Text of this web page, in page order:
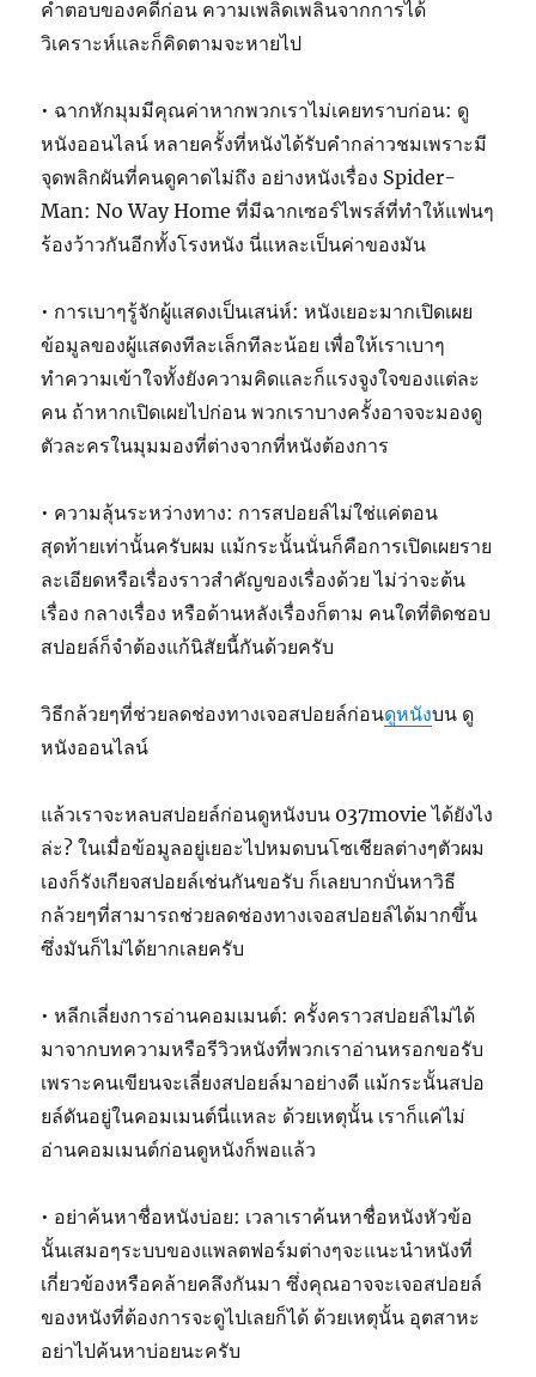
คำตอบของคดีก่อน ความเพลิดเพลินจากการได้
วิเคราะห์และก็คิดตามจะหายไป
• ฉากหักมุมมีคุณค่าหากพวกเราไม่เคยทราบก่อน: ดู
หนังออนไลน์ หลายครั้งที่หนังได้รับคำกล่าวชมเพราะมี
จุดพลิกผันที่คนดูคาดไม่ถึง อย่างหนังเรื่อง Spider-
Man: No Way Home ที่มีฉากเซอร์ไพรส์ที่ทำให้แฟนๆ
ร้องว้าวกันอีกทั้งโรงหนัง นี่แหละเป็นค่าของมัน
• การเบาๆรู้จักผู้แสดงเป็นเสน่ห์: หนังเยอะมากเปิดเผย
ข้อมูลของผู้แสดงทีละเล็กทีละน้อย เพื่อให้เราเบาๆ
ทำความเข้าใจทั้งยังความคิดและก็แรงจูงใจของแต่ละ
คน ถ้าหากเปิดเผยไปก่อน พวกเราบางครั้งอาจจะมองดู
ตัวละครในมุมมองที่ต่างจากที่หนังต้องการ
• ความลุ้นระหว่างทาง: การสปอยล์ไม่ใช่แค่ตอน
สุดท้ายเท่านั้นครับผม แม้กระนั้นนั่นก็คือการเปิดเผยราย
ละเอียดหรือเรื่องราวสำคัญของเรื่องด้วย ไม่ว่าจะต้น
เรื่อง กลางเรื่อง หรือด้านหลังเรื่องก็ตาม คนใดที่ติดชอบ
สปอยล์ก็จำต้องแก้นิสัยนี้กันด้วยครับ
วิธีกล้วยๆที่ช่วยลดช่องทางเจอสปอยล์ก่อนดูหนังบน ดู
หนังออนไลน์
แล้วเราจะหลบสปอยล์ก่อนดูหนังบน 037movie ได้ยังไง
ล่ะ? ในเมื่อข้อมูลอยู่เยอะไปหมดบนโซเชียลต่างๆตัวผม
เองก็รังเกียจสปอยล์เช่นกันขอรับ ก็เลยบากบั่นหาวิธี
กล้วยๆที่สามารถช่วยลดช่องทางเจอสปอยล์ได้มากขึ้น
ซึ่งมันก็ไม่ได้ยากเลยครับ
• หลีกเลี่ยงการอ่านคอมเมนต์: ครั้งคราวสปอยล์ไม่ได้
มาจากบทความหรือรีวิวหนังที่พวกเราอ่านหรอกขอรับ
เพราะคนเขียนจะเลี่ยงสปอยล์มาอย่างดี แม้กระนั้นสปอ
ยล์ดันอยู่ในคอมเมนต์นี่แหละ ด้วยเหตุนั้น เราก็แค่ไม่
อ่านคอมเมนต์ก่อนดูหนังก็พอแล้ว
• อย่าค้นหาชื่อหนังบ่อย: เวลาเราค้นหาชื่อหนังหัวข้อ
นั้นเสมอๆระบบของแพลตฟอร์มต่างๆจะแนะนำหนังที่
เกี่ยวข้องหรือคล้ายคลึงกันมา ซึ่งคุณอาจจะเจอสปอยล์
ของหนังที่ต้องการจะดูไปเลยก็ได้ ด้วยเหตุนั้น อุตสาหะ
อย่าไปค้นหาบ่อยนะครับ